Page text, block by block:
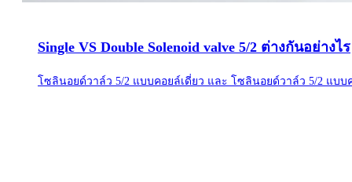
Single VS Double Solenoid valve 5/2 ต่างกันอย่างไร
โซลินอยด์วาล์ว 5/2 แบบคอยล์เดี่ยว และ โซลินอยด์วาล์ว 5/2 แบ